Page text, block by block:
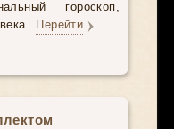
гороскоп,
Перейти